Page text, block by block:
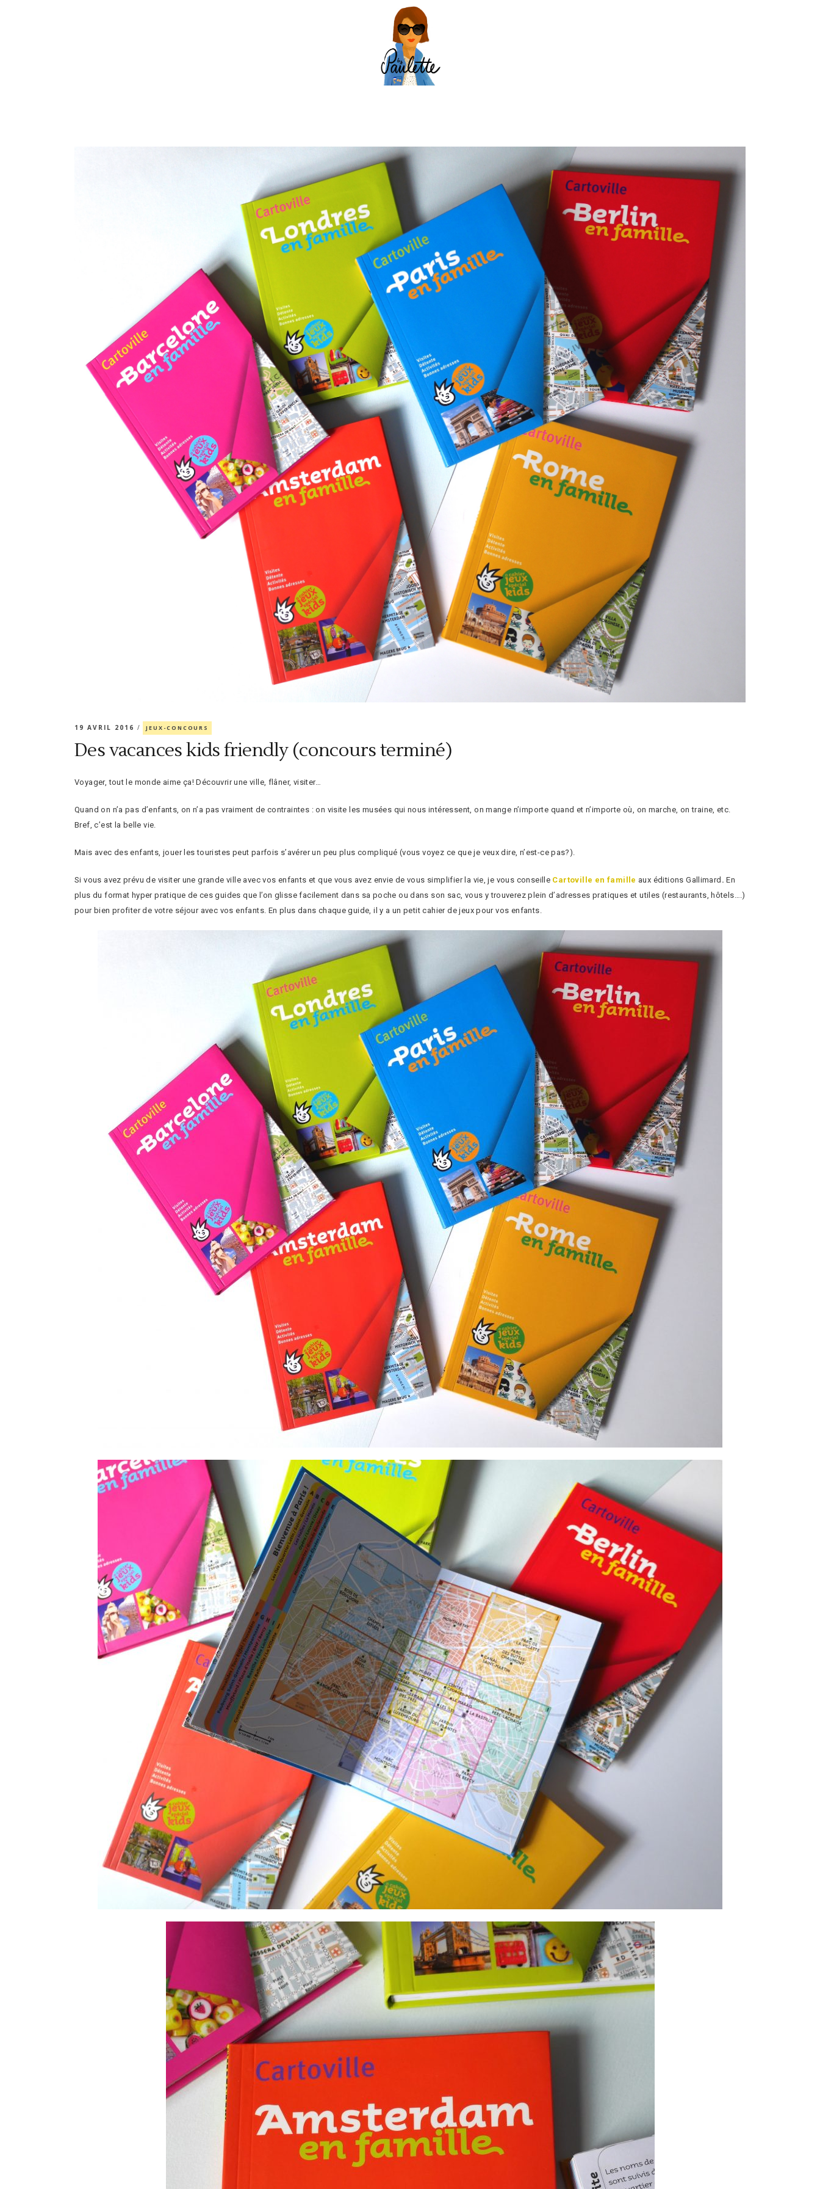
19 AVRIL 2016 JEUX-CONCOURS
Des vacances kids friendly (concours terminé)
Voyager, tout le monde aime ça! Découvrir une ville, flâner, visiter…
Quand on n’a pas d’enfants, on n’a pas vraiment de contraintes : on visite les musées qui nous intéressent, on mange n’importe quand et n’importe où, on marche, on traine, etc.
Bref, c’est la belle vie.
Mais avec des enfants, jouer les touristes peut parfois s’avérer un peu plus compliqué (vous voyez ce que je veux dire, n’est-ce pas?).
Si vous avez prévu de visiter une grande ville avec vos enfants et que vous avez envie de vous simplifier la vie, je vous conseille Cartoville en famille aux éditions Gallimard . En
plus du format hyper pratique de ces guides que l’on glisse facilement dans sa poche ou dans son sac, vous y trouverez plein d’adresses pratiques et utiles (restaurants, hôtels….)
pour bien profiter de votre séjour avec vos enfants. En plus dans chaque guide, il y a un petit cahier de jeux pour vos enfants.